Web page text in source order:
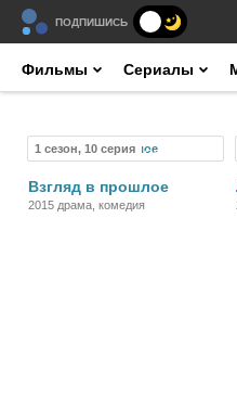
ПОДПИШИСЬ
Фильмы Сериалы
1 сезон, 10 серия Сериал
Взгляд в прошлое
2015 драма, комедия